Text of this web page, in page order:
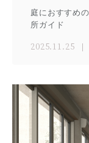
庭におすすめ
所ガイド
2025.11.25